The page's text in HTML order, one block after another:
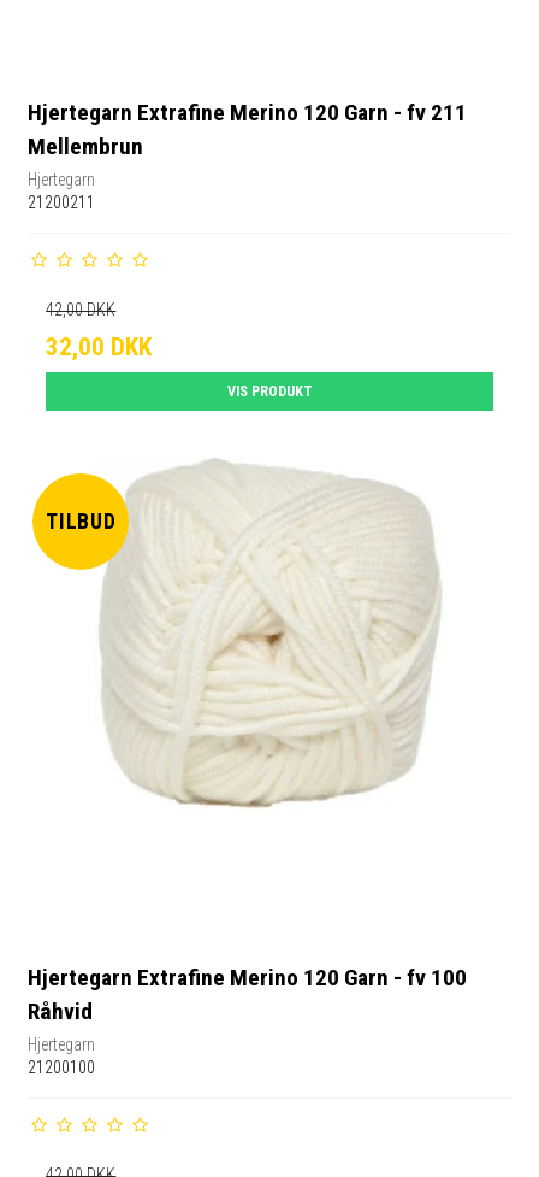
Hjertegarn Extrafine Merino 120 Garn - fv 211
Mellembrun
Hjertegarn
21200211
42,00 DKK
32,00 DKK
VIS PRODUKT
TILBUD
Hjertegarn Extrafine Merino 120 Garn - fv 100
Råhvid
Hjertegarn
21200100